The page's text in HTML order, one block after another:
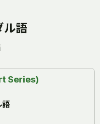
ル語
Series)
語